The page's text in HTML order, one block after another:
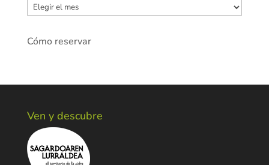
Archivos
Cómo reservar
Ven y descubre